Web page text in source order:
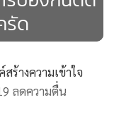
รัด
ร้างความเข้าใจ
ลดความตื่น